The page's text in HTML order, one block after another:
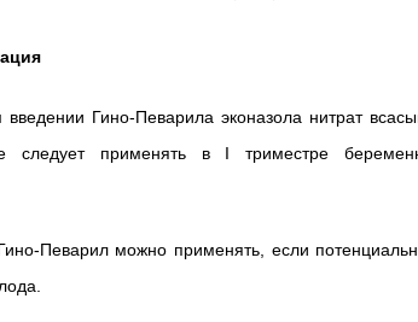
Гино-Певарила эконазола нитрат
следует применять в I триместре
Певарил можно применять, если